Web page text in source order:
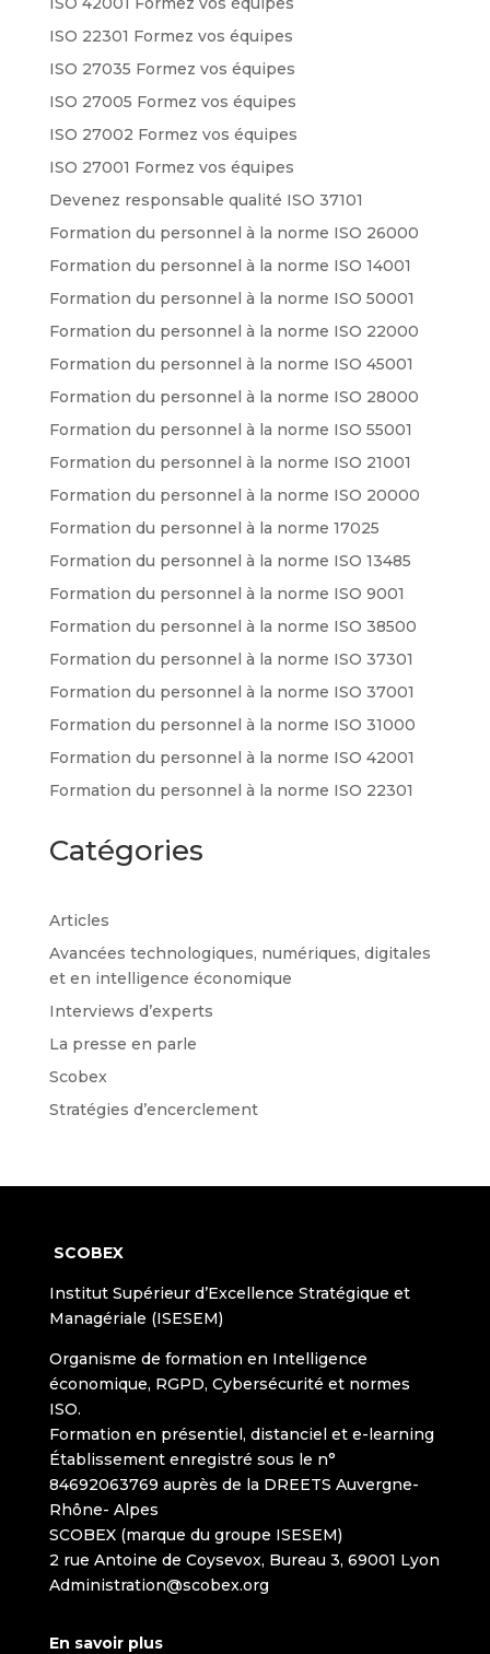
ISO 22301 Formez vos équipes
ISO 27035 Formez vos équipes
ISO 27005 Formez vos équipes
ISO 27002 Formez vos équipes
ISO 27001 Formez vos équipes
Devenez responsable qualité ISO 37101
Formation du personnel à la norme ISO 26000
Formation du personnel à la norme ISO 14001
Formation du personnel à la norme ISO 50001
Formation du personnel à la norme ISO 22000
Formation du personnel à la norme ISO 45001
Formation du personnel à la norme ISO 28000
Formation du personnel à la norme ISO 55001
Formation du personnel à la norme ISO 21001
Formation du personnel à la norme ISO 20000
Formation du personnel à la norme 17025
Formation du personnel à la norme ISO 13485
Formation du personnel à la norme ISO 9001
Formation du personnel à la norme ISO 38500
Formation du personnel à la norme ISO 37301
Formation du personnel à la norme ISO 37001
Formation du personnel à la norme ISO 31000
Formation du personnel à la norme ISO 42001
Formation du personnel à la norme ISO 22301
Catégories
Articles
Avancées technologiques, numériques, digitales
et en intelligence économique
Interviews d’experts
La presse en parle
Scobex
Stratégies d’encerclement
SCOBEX
Institut Supérieur d’Excellence Stratégique et
Managériale (ISESEM)
Organisme de formation en Intelligence
économique, RGPD, Cybersécurité et normes
ISO.
Formation en présentiel, distanciel et e-learning
Établissement enregistré sous le n°
84692063769 auprès de la DREETS Auvergne-
Rhône- Alpes
SCOBEX (marque du groupe ISESEM)
2 rue Antoine de Coysevox, Bureau 3, 69001 Lyon
Administration@scobex.org
En savoir plus